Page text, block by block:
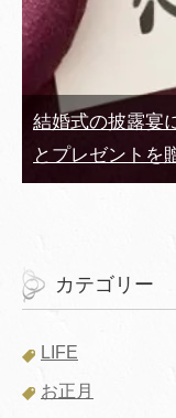
結婚式の披露宴
とプレゼントを
カテゴリー
LIFE
お正月